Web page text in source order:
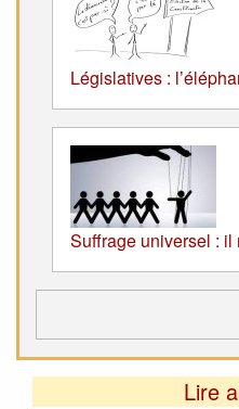
Législatives :
Suffrage universel :
Lire